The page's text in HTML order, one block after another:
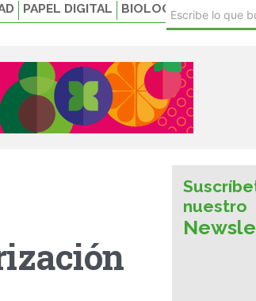
PAPEL DIGITAL BIOLOGICALS
nuestro